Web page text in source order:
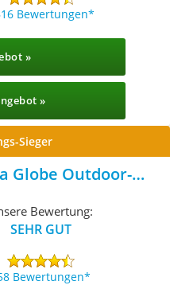
Bewertungen
»
»
Sieger
Globe Outdoor-
Bewertung:
SEHR GUT
Bewertungen